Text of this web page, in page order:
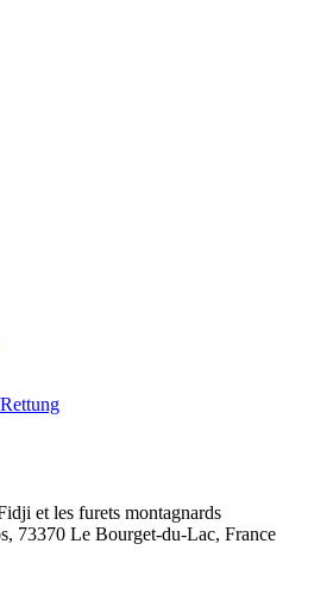
et les furets montagnards
73370 Le Bourget-du-Lac, France